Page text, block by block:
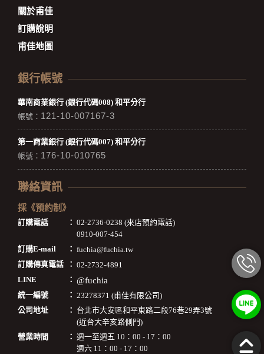
關於甫佳
訂購說明
甫佳地圖
銀行帳號
華南商業銀行 (銀行代碼008) 和平分行
帳號： 121-10-007167-3
第一商業銀行 (銀行代碼007) 和平分行
帳號： 176-10-010765
聯絡資訊
採《預約制》
訂購電話 ： 02-2736-0238 (來店預約電話)
0910-007-454
訂購E-mail
： fuchia@fuchia.tw
訂購傳真電話
： 02-2732-4891
LINE
： @fuchia
統一編號 ： 23278371 (甫佳有限公司)
公司地址
： 台北市大安區和平東路二段76巷29弄3號
(近台大辛亥路側門)
營業時間
： 週一至週五 10：00 - 17：00
週六 11：00 - 17：00